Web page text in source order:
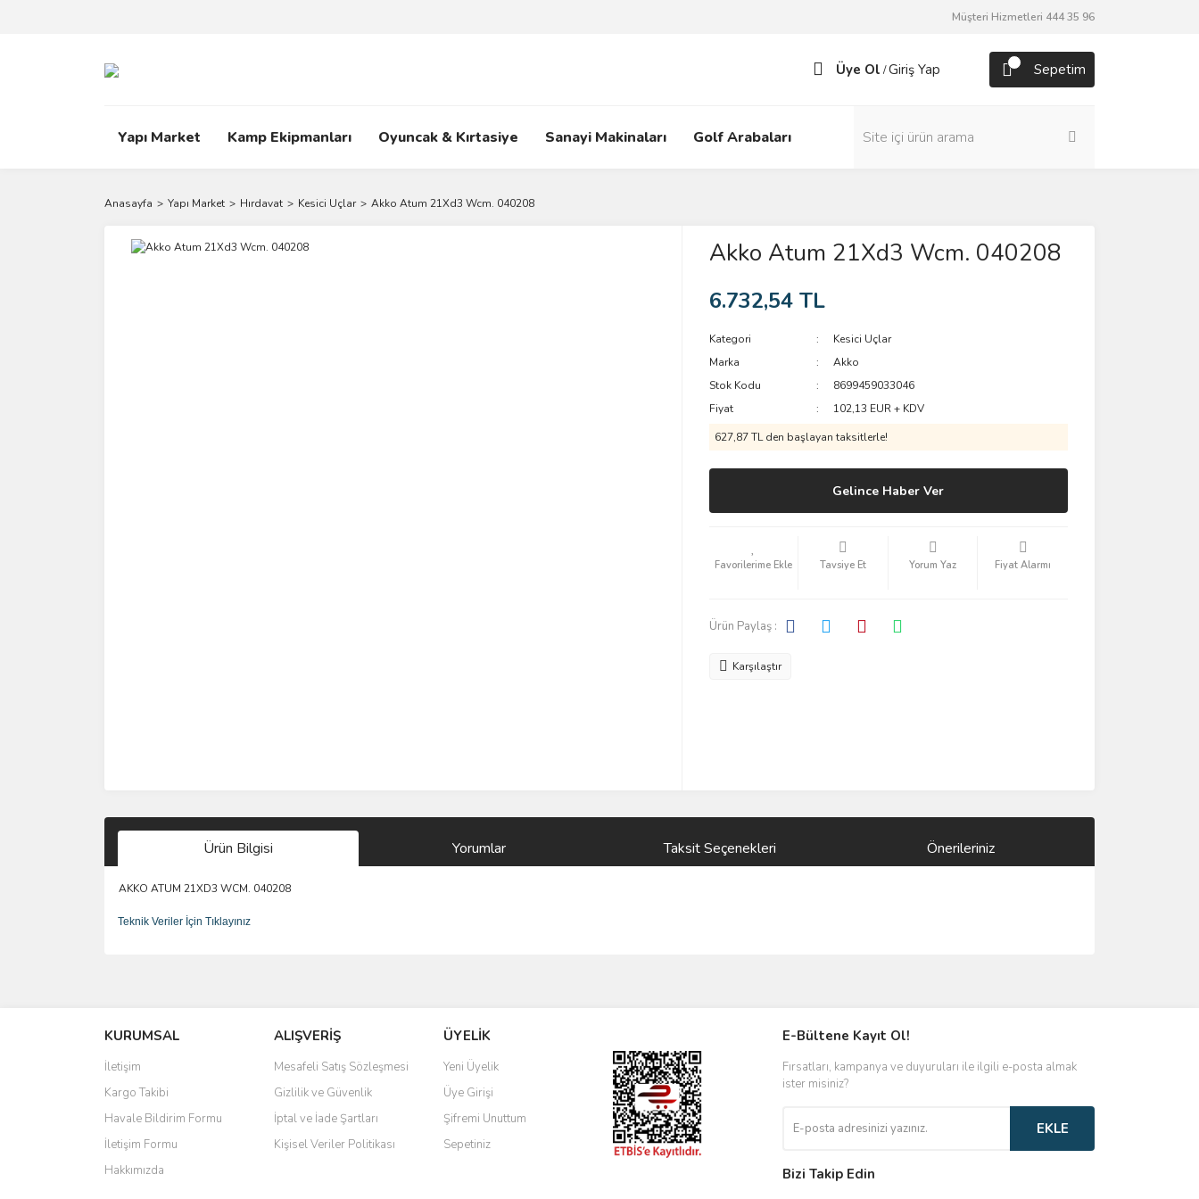
Müşteri Hizmetleri 444 35 96
Üye Ol /Giriş Yap Sepetim
Yapı Market Kamp Ekipmanları Oyuncak & Kırtasiye Sanayi Makinaları Golf Arabaları
Anasayfa Yapı Market Hırdavat Kesici Uçlar Akko Atum 21Xd3 Wcm. 040208
Akko Atum 21Xd3 Wcm. 040208
6.732,54 TL
Kategori
Kesici Uçlar
Marka
Akko
Stok Kodu
8699459033046
Fiyat
102,13 EUR + KDV
627,87 TL den başlayan taksitlerle!
Gelince Haber Ver
Tavsiye Et Yorum Yaz Fiyat Alarmı
Ürün Paylaş :
Karşılaştır
Ürün Bilgisi Yorumlar Taksit Seçenekleri Önerileriniz
AKKO ATUM 21XD3 WCM. 040208
Teknik Veriler İçin Tıklayınız
Yorum Yaz
Ürün resmi kalitesiz, bozuk veya görüntülenemiyor.
Ürün açıklamasında eksik bilgiler bulunuyor.
Ürün bilgilerinde hatalar bulunuyor.
Ürün fiyatı diğer sitelerden daha pahalı.
Bu ürüne benzer farklı alternatifler olmalı.
KURUMSAL
İletişim
Kargo Takibi
Havale Bildirim Formu
İletişim Formu
Hakkımızda
ALIŞVERİŞ
Mesafeli Satış Sözleşmesi
Gizlilik ve Güvenlik
İptal ve İade Şartları
Kişisel Veriler Politikası
ÜYELİK
Yeni Üyelik
Üye Girişi
Şifremi Unuttum
Sepetiniz
E-Bültene Kayıt Ol!
Fırsatları, kampanya ve duyuruları ile ilgili e-posta almak
ister misiniz?
EKLE
Bizi Takip Edin